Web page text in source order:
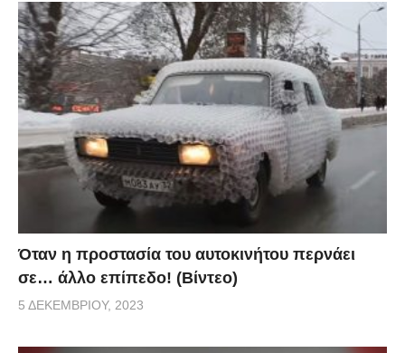
Όταν η προστασία του αυτοκινήτου περνάει
σε… άλλο επίπεδο! (Βίντεο)
5 ΔΕΚΕΜΒΡΊΟΥ, 2023